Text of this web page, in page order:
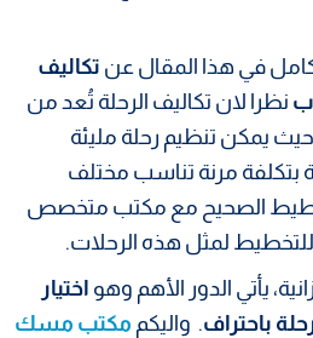
في هذا المقال عن تكاليف
نظرا لان تكاليف الرحلة تُعد من
حيث يمكن تنظيم رحلة مليئة
بتكلفة مرنة تناسب مختلف
الصحيح مع مكتب متخصص
لمثل هذه الرحلات.
يأتي الدور الأهم وهو اختيار
باحتراف. واليكم مكتب مسك